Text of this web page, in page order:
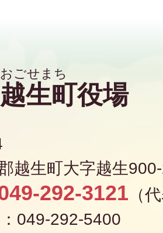
越生町役場
越生町大字越生
292-3121 （
049-292-5400